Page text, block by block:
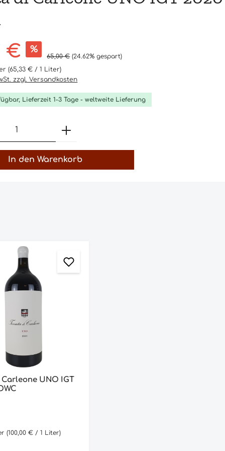
€ %
Regulärer Preis:
65,00 € (24.62% gespart)
(65,33 € / 1 Liter)
zzgl. Versandkosten
Lieferzeit 1-3 Tage - weltweite Lieferung
Anzahl: Gib den gewünschten
In den Warenkorb
UNO IGT
(100,00 € / 1 Liter)